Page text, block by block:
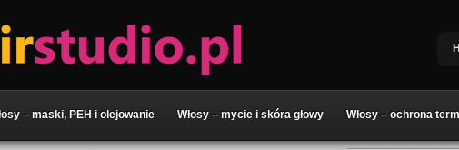
– maski, PEH i olejowanie Włosy – mycie i skóra głowy Włosy – ochrona